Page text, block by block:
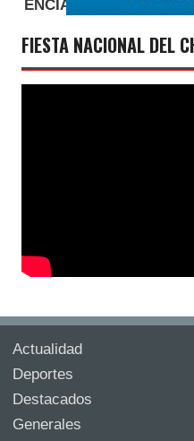
FIESTA NACIONAL DEL
Actualidad
Deportes
Destacados
Generales